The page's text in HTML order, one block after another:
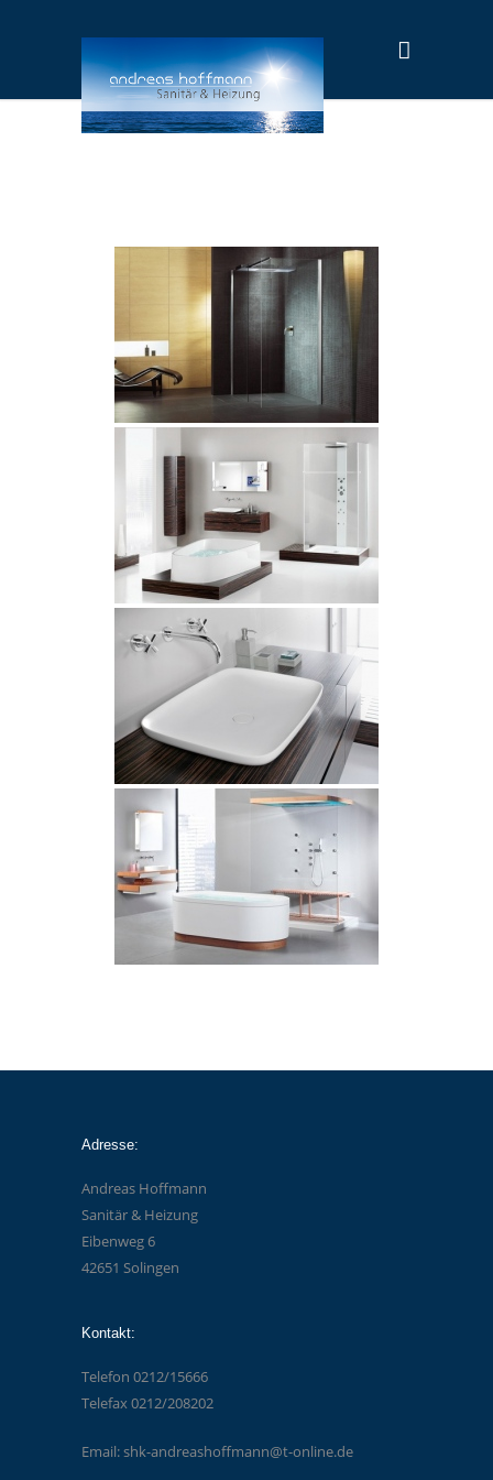
Adresse:
Andreas Hoffmann
Sanitär & Heizung
Eibenweg 6
42651 Solingen
Kontakt:
Telefon 0212/15666
Telefax 0212/208202
Email: shk-andreashoffmann@t-online.de